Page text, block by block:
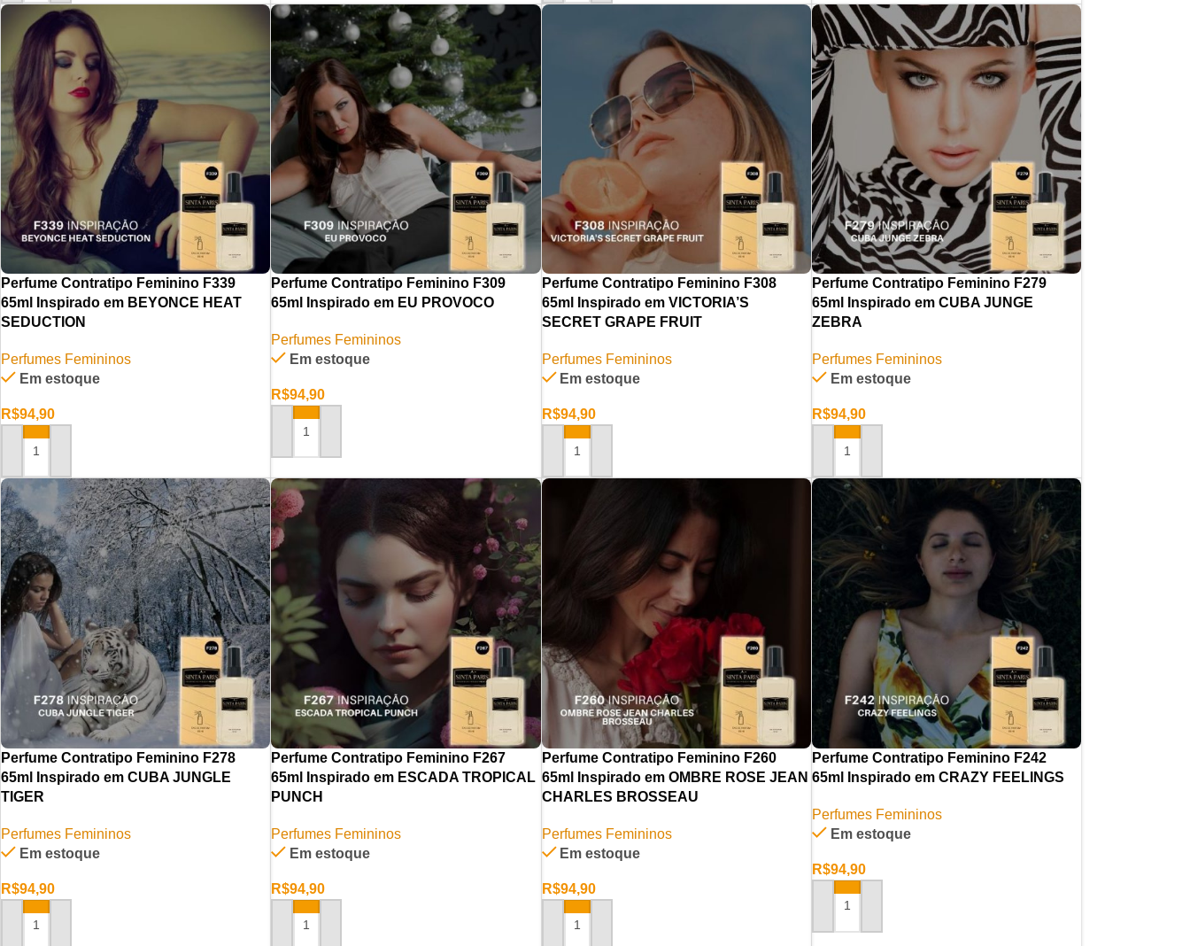
Perfume Contratipo Feminino F339
65ml Inspirado em BEYONCE HEAT
SEDUCTION
Perfumes Femininos
Em estoque
R$94,90
ADICIONAR AO CARRINHO
Perfume Contratipo Feminino F309
65ml Inspirado em EU PROVOCO
Perfumes Femininos
Em estoque
R$94,90
ADICIONAR AO CARRINHO
Perfume Contratipo Feminino F308
65ml Inspirado em VICTORIA’S
SECRET GRAPE FRUIT
Perfumes Femininos
Em estoque
R$94,90
ADICIONAR AO CARRINHO
Perfume Contratipo Feminino F279
65ml Inspirado em CUBA JUNGE
ZEBRA
Perfumes Femininos
Em estoque
R$94,90
ADICIONAR AO CARRINHO
Perfume Contratipo Feminino F278
65ml Inspirado em CUBA JUNGLE
TIGER
Perfumes Femininos
Em estoque
R$94,90
ADICIONAR AO CARRINHO
Perfume Contratipo Feminino F267
65ml Inspirado em ESCADA TROPICAL
PUNCH
Perfumes Femininos
Em estoque
R$94,90
ADICIONAR AO CARRINHO
Perfume Contratipo Feminino F260
65ml Inspirado em OMBRE ROSE JEAN
CHARLES BROSSEAU
Perfumes Femininos
Em estoque
R$94,90
ADICIONAR AO CARRINHO
Perfume Contratipo Feminino F242
65ml Inspirado em CRAZY FEELINGS
Perfumes Femininos
Em estoque
R$94,90
ADICIONAR AO CARRINHO